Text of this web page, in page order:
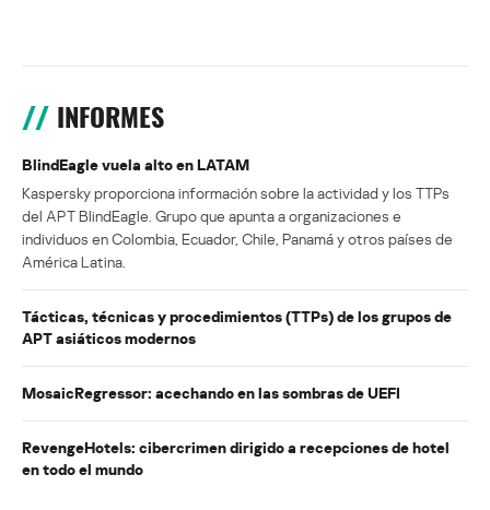
INFORMES
BlindEagle vuela alto en LATAM
Kaspersky proporciona información sobre la actividad y los TTPs
del APT BlindEagle. Grupo que apunta a organizaciones e
individuos en Colombia, Ecuador, Chile, Panamá y otros países de
América Latina.
Tácticas, técnicas y procedimientos (TTPs) de los grupos de
APT asiáticos modernos
MosaicRegressor: acechando en las sombras de UEFI
RevengeHotels: cibercrimen dirigido a recepciones de hotel
en todo el mundo